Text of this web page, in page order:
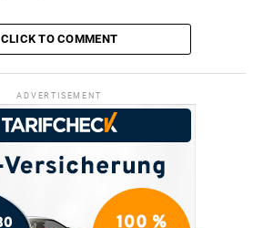
CLICK TO COMMENT
ADVERTISEMENT